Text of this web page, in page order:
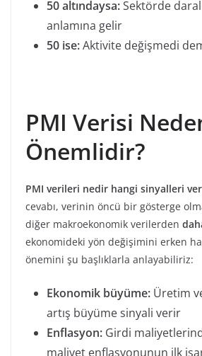
50 altındaysa:Sektörde
anlamına gelir
50 ise:Aktivite değişmedi
PMI Verisi
Önemlidir?
PMI verileri nedir hangi sinyalleri
cevabı, verinin öncü bir gösterge
diğer makroekonomik verilerden
ekonomideki yön değişimini erken
önemini şu başlıklarla anlayabiliriz:
Ekonomik büyüme: Üretim
artış büyüme sinyali verir
Enflasyon: Girdi
maliyet enflasyonunun ilk